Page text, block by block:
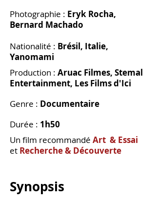
Photographie : Eryk Rocha,
Bernard Machado
Nationalité : Brésil, Italie,
Yanomami
Production : Aruac Filmes, Stemal
Entertainment, Les Films d'Ici
Genre : Documentaire
Durée : 1h50
Un film recommandé Art & Essai
et Recherche & Découverte
Synopsis